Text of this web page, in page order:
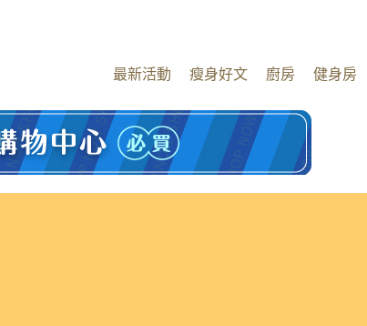
最新活動 瘦身好文 廚房 健身房